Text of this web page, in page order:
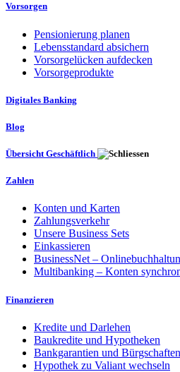
Vorsorgen
Pensionierung planen
Lebensstandard absichern
Vorsorgelücken aufdecken
Vorsorgeprodukte
Digitales Banking
Blog
Übersicht Geschäftlich
Zahlen
Konten und Karten
Zahlungsverkehr
Unsere Business Sets
Einkassieren
BusinessNet –
Multibanking – Konten
Finanzieren
Kredite und Darlehen
Baukredite und Hypotheken
Bankgarantien und Bürgschaften
Hypothek zu Valiant wechseln